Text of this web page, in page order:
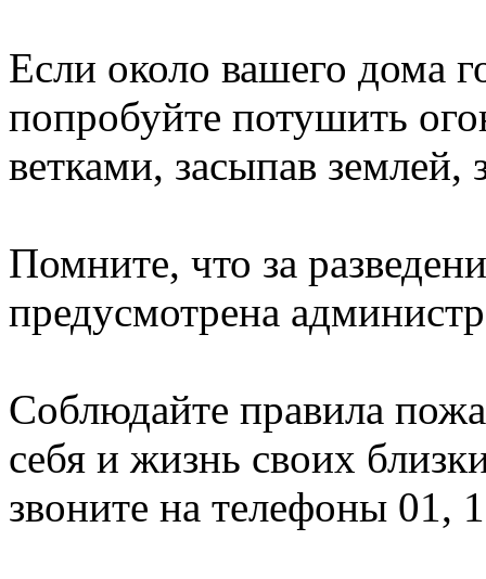
Если около вашего дома
попробуйте потушить
ветками, засыпав землей,
Помните, что за
предусмотрена
Соблюдайте правила
себя и жизнь своих
звоните на телефоны